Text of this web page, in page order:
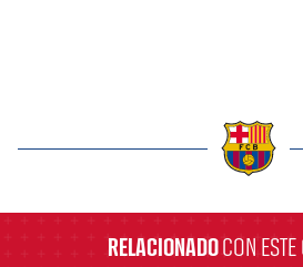
RELACIONADOCON